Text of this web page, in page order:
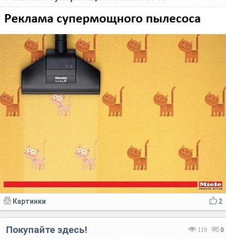
2
Картинки
119 0
Покупайте здесь!